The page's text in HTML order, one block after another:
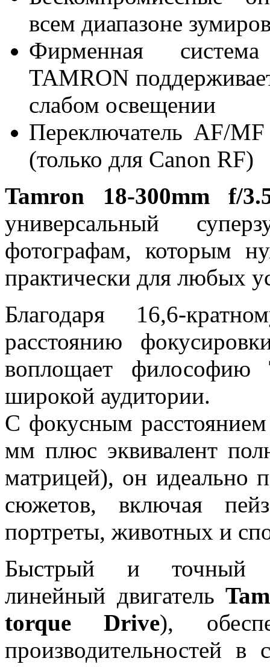
всем диапазоне
Фирменная
TAMRON
слабом освещении
Переключатель AF/
(только для Canon RF)
Tamron 18-300mm f/
универсальный
фотографам, которым
практически для любых
Благодаря 16,6-
расстоянию
воплощает философию
широкой аудитории.
С фокусным
мм плюс эквивалент
матрицей), он идеально
сюжетов, включая
портреты, животных и
Быстрый и точный
линейный двигатель
torque Drive),
производительностей в